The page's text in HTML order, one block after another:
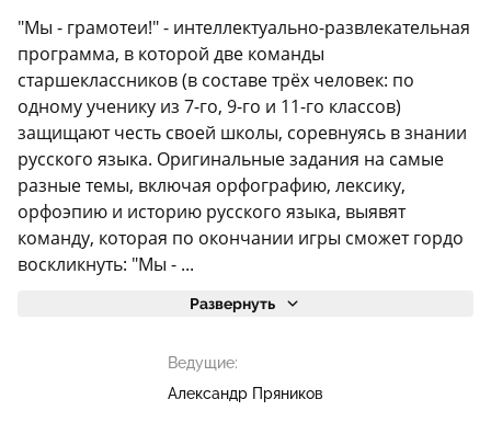
"Мы - грамотеи!" - интеллектуально-развлекательная
программа, в которой две команды
старшеклассников (в составе трёх человек: по
одному ученику из 7-го, 9-го и 11-го классов)
защищают честь своей школы, соревнуясь в знании
русского языка. Оригинальные задания на самые
разные темы, включая орфографию, лексику,
орфоэпию и историю русского языка, выявят
команду, которая по окончании игры сможет гордо
воскликнуть: "Мы - ...
Развернуть
Ведущие:
Александр Пряников